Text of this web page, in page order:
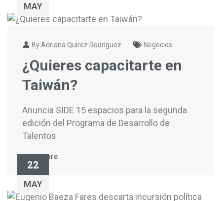
MAY
By Adriana Quiroz Rodríguez Negocios
¿Quieres capacitarte en
Taiwán?
Anuncia SIDE 15 espacios para la segunda
edición del Programa de Desarrollo de
Talentos
Read More
22
MAY